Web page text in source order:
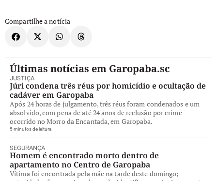
Compartilhe a notícia
Últimas notícias em Garopaba.sc
JUSTIÇA
Júri condena três réus por homicídio e ocultação de
cadáver em Garopaba
Após 24 horas de julgamento, três réus foram condenados e um
absolvido, com pena de até 24 anos de reclusão por crime
ocorrido no Morro da Encantada, em Garopaba.
5 minutos de leitura
SEGURANÇA
Homem é encontrado morto dentro de
apartamento no Centro de Garopaba
Vítima foi encontrada pela mãe na tarde deste domingo;